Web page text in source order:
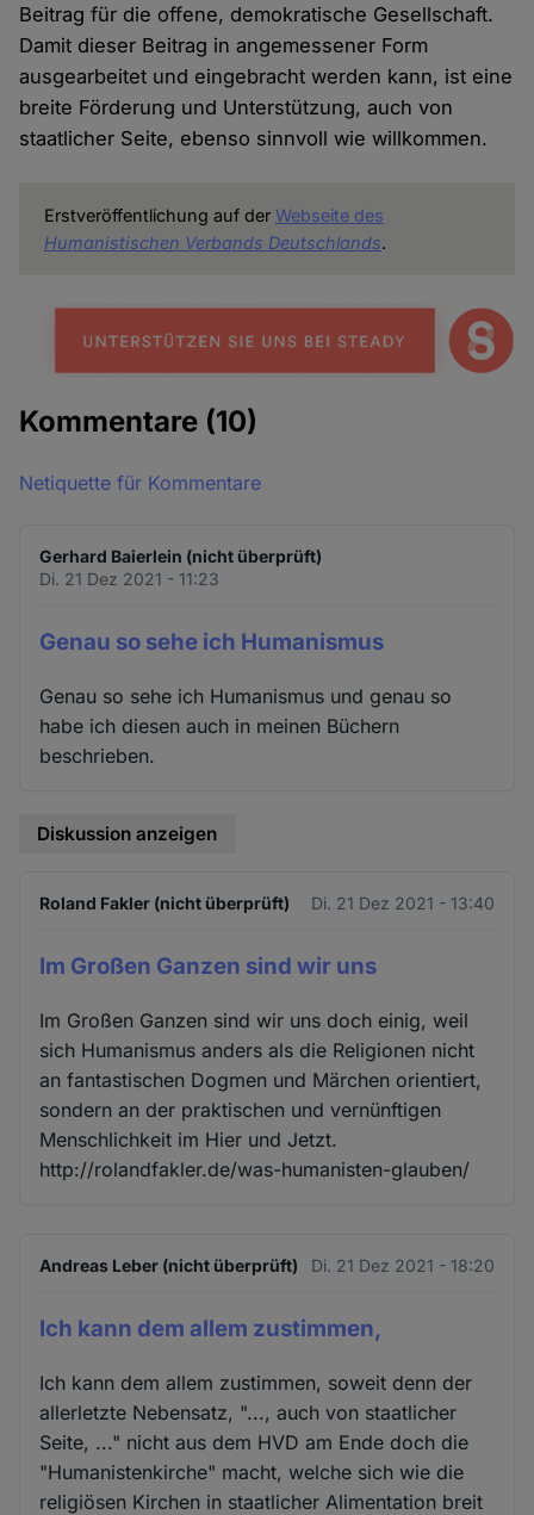
Beitrag für die offene, demokratische Gesellschaft.
Damit dieser Beitrag in angemessener Form
ausgearbeitet und eingebracht werden kann, ist eine
breite Förderung und Unterstützung, auch von
staatlicher Seite, ebenso sinnvoll wie willkommen.
Erstveröffentlichung auf der Webseite des
Humanistischen Verbands Deutschlands.
Kommentare (10)
Netiquette für Kommentare
Gerhard Baierlein (nicht überprüft)
Di. 21 Dez 2021 - 11:23
Genau so sehe ich Humanismus
Genau so sehe ich Humanismus und genau so
habe ich diesen auch in meinen Büchern
beschrieben.
Diskussion anzeigen
Roland Fakler (nicht überprüft) Di. 21 Dez 2021 - 13:40
Im Großen Ganzen sind wir uns
Im Großen Ganzen sind wir uns doch einig, weil
sich Humanismus anders als die Religionen nicht
an fantastischen Dogmen und Märchen orientiert,
sondern an der praktischen und vernünftigen
Menschlichkeit im Hier und Jetzt.
http://rolandfakler.de/was-humanisten-glauben/
Andreas Leber (nicht überprüft) Di. 21 Dez 2021 - 18:20
Ich kann dem allem zustimmen,
Ich kann dem allem zustimmen, soweit denn der
allerletzte Nebensatz, "..., auch von staatlicher
Seite, ..." nicht aus dem HVD am Ende doch die
"Humanistenkirche" macht, welche sich wie die
religiösen Kirchen in staatlicher Alimentation breit